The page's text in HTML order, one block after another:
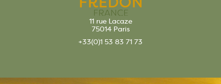
11 rue Lacaze
75014 Paris
+33(0)1 53 83 71 73